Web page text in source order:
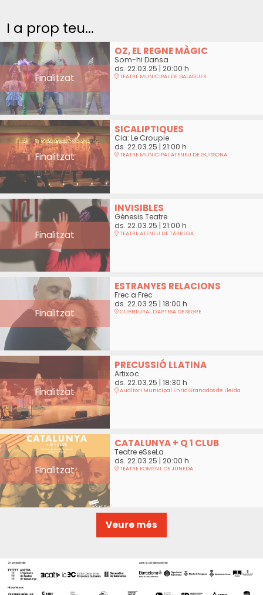
I a prop teu...
Finalitzat
OZ, EL REGNE MÀGIC
Som-hi Dansa
ds. 22.03.25 | 20:00 h
TEATRE MUNICIPAL DE BALAGUER
Finalitzat
SICALIPTIQUES
Cia: Le Croupie
ds. 22.03.25 | 21:00 h
TEATRE MUNICIPAL ATENEU DE GUISSONA
Finalitzat
INVISIBLES
Gènesis Teatre
ds. 22.03.25 | 21:00 h
TEATRE ATENEU DE TÀRREGA
Finalitzat
ESTRANYES RELACIONS
Frec a Frec
ds. 22.03.25 | 18:00 h
CUBBTURAL D'ARTESA DE SEGRE
Finalitzat
PRECUSSIÓ LLATINA
Artixoc
ds. 22.03.25 | 18:30 h
Auditori Municipal Enric Granados de Lleida
Finalitzat
CATALUNYA + Q 1 CLUB
Teatre eSseLa
ds. 22.03.25 | 20:00 h
TEATRE FOMENT DE JUNEDA
Veure més